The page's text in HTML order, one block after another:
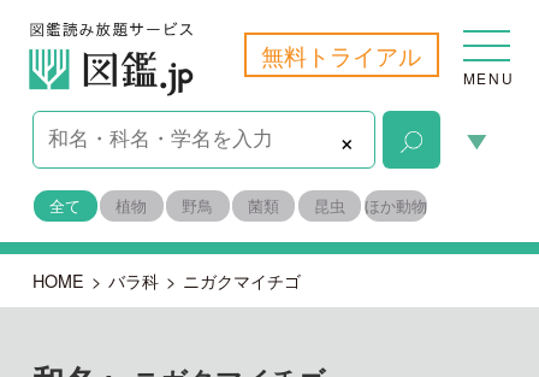
無料トライアル
MENU
×
全て 植物 野鳥 菌類 昆虫 ほか動物
学名： Rubus x nigakuma